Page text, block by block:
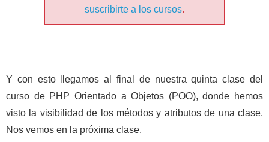
suscribirte a los cursos.
Y con esto llegamos al final de nuestra quinta clase del
curso de PHP Orientado a Objetos (POO), donde hemos
visto la visibilidad de los métodos y atributos de una clase.
Nos vemos en la próxima clase.